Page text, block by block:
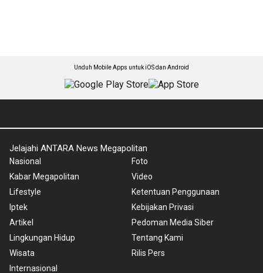
Unduh Mobile Apps untuk iOS dan Android
Jelajahi ANTARA News Megapolitan
Nasional
Kabar Megapolitan
Lifestyle
Iptek
Artikel
Lingkungan Hidup
Wisata
Internasional
Foto
Video
Ketentuan Penggunaan
Kebijakan Privasi
Pedoman Media Siber
Tentang Kami
Rilis Pers